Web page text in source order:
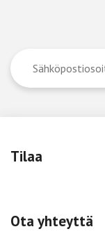
Tilaa
Ota yhteyttä